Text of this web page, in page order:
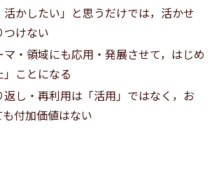
活かしたい」と思うだけでは，活かせ
つけない
・領域にも応用・発展させて，はじめ
ことになる
返し・再利用は「活用」ではなく，お
付加価値はない